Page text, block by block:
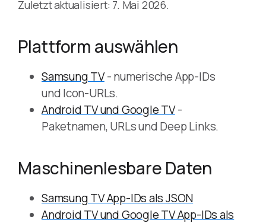
Zuletzt aktualisiert: 7. Mai 2026.
Plattform auswählen
Samsung TV- numerische App-IDs
und Icon-URLs.
Android TV und Google TV-
Paketnamen, URLs und Deep Links.
Maschinenlesbare Daten
Samsung TV App-IDs als JSON
Android TV und Google TV App-IDs als